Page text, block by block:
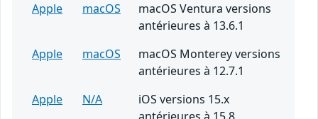
Apple
macOS
macOS Ventura versions
antérieures à 13.6.1
Apple
macOS
macOS Monterey versions
antérieures à 12.7.1
Apple
N/A
iOS versions 15.x